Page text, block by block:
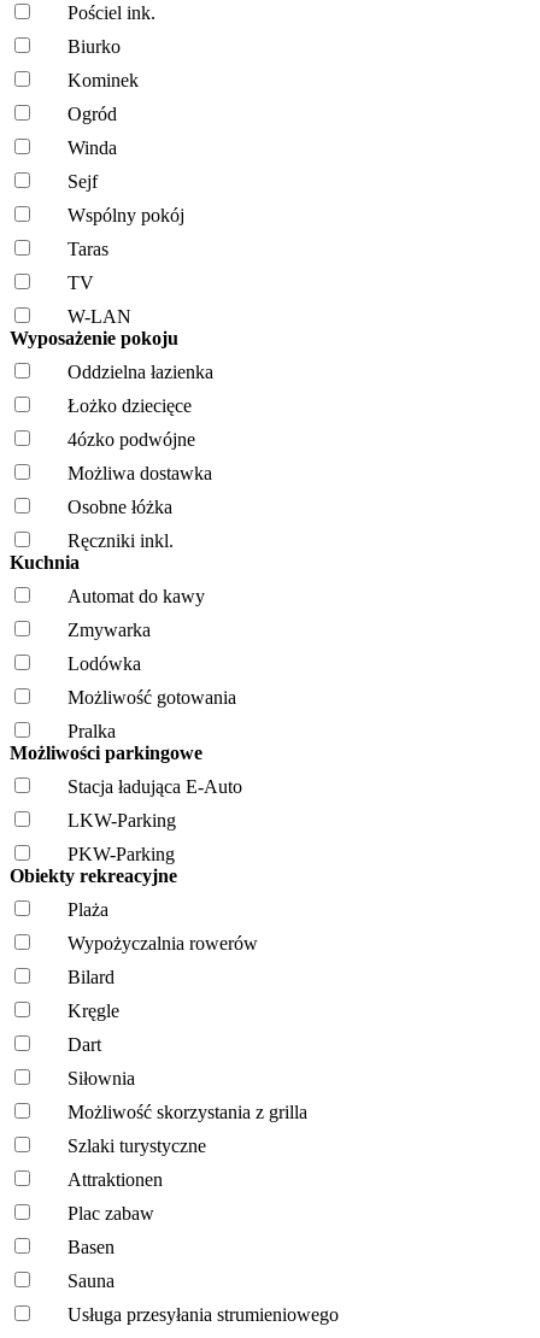
Pościel ink.
Biurko
Kominek
Ogród
Winda
Sejf
Wspólny pokój
Taras
TV
W-LAN
Wyposażenie pokoju
Oddzielna łazienka
Łożko dziecięce
4ózko podwójne
Możliwa dostawka
Osobne łóżka
Ręczniki inkl.
Kuchnia
Automat do kawy
Zmywarka
Lodówka
Możliwość gotowania
Pralka
Możliwości parkingowe
Stacja ładująca E-Auto
LKW-Parking
PKW-Parking
Obiekty rekreacyjne
Plaża
Wypożyczalnia rowerów
Bilard
Kręgle
Dart
Siłownia
Możliwość skorzystania z grilla
Szlaki turystyczne
Attraktionen
Plac zabaw
Basen
Sauna
Usługa przesyłania strumieniowego